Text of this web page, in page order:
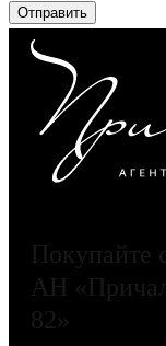
Покупайте с
АН
82»